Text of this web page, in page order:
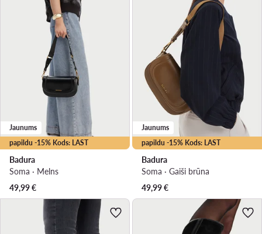
papildu -15% Kods: LAST
Jaunums
Badura
Soma · Melns
49,99€
papildu -15% Kods: LAST
Jaunums
Badura
Soma · Gaiši brūna
49,99€